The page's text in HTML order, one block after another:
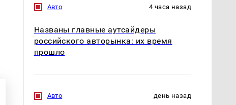
Авто 4 часа назад
Названы главные аутсайдеры
российского авторынка: их время
прошло
Авто день назад